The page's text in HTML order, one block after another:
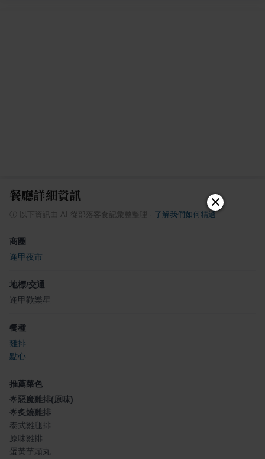
餐廳詳細資訊
ⓘ 以下資訊由 AI 從部落客食記彙整整理 了解我們如何精選
商圈
逢甲夜市
地標/交通
逢甲歡樂星
餐種
雞排
點心
推薦菜色
🌟惡魔雞排(原味)
🌟炙燒雞排
泰式雞腿排
原味雞排
蛋黃芋頭丸